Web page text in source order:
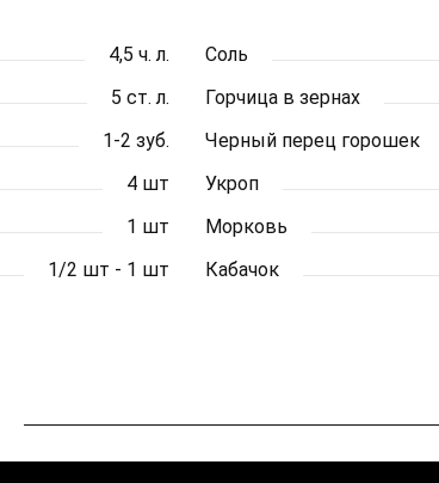
4,5 ч. л. Соль
5 ст. л. Горчица в зернах
1-2 зуб. Черный перец горошек
4 шт Укроп
1 шт Морковь
1/2 шт - 1 шт Кабачок